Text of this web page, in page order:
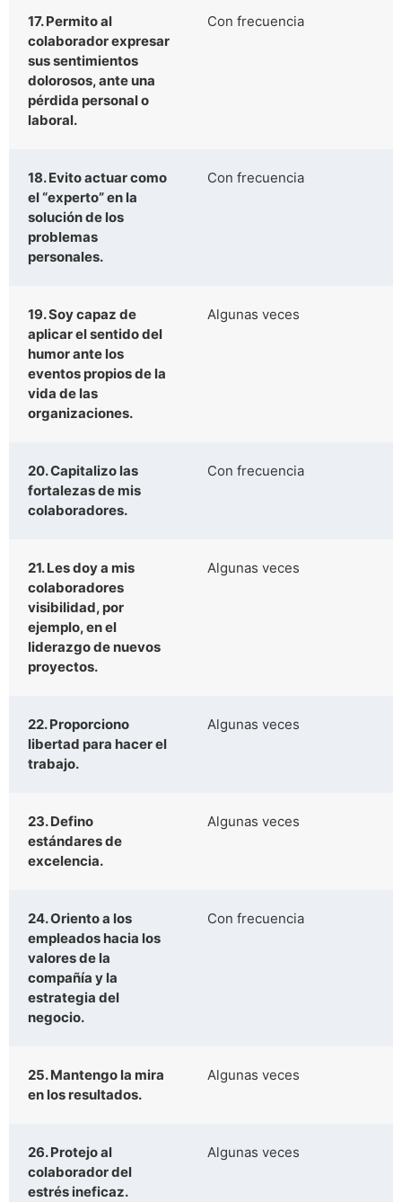
17. Permito al
colaborador expresar
sus sentimientos
dolorosos, ante una
pérdida personal o
laboral.
Con frecuencia
18. Evito actuar como
el “experto” en la
solución de los
problemas
personales.
Con frecuencia
19. Soy capaz de
aplicar el sentido del
humor ante los
eventos propios de la
vida de las
organizaciones.
Algunas veces
20. Capitalizo las
fortalezas de mis
colaboradores.
Con frecuencia
21. Les doy a mis
colaboradores
visibilidad, por
ejemplo, en el
liderazgo de nuevos
proyectos.
Algunas veces
22. Proporciono
libertad para hacer el
trabajo.
Algunas veces
23. Defino
estándares de
excelencia.
Algunas veces
24. Oriento a los
empleados hacia los
valores de la
compañía y la
estrategia del
negocio.
Con frecuencia
25. Mantengo la mira
en los resultados.
Algunas veces
26. Protejo al
colaborador del
estrés ineficaz.
Algunas veces